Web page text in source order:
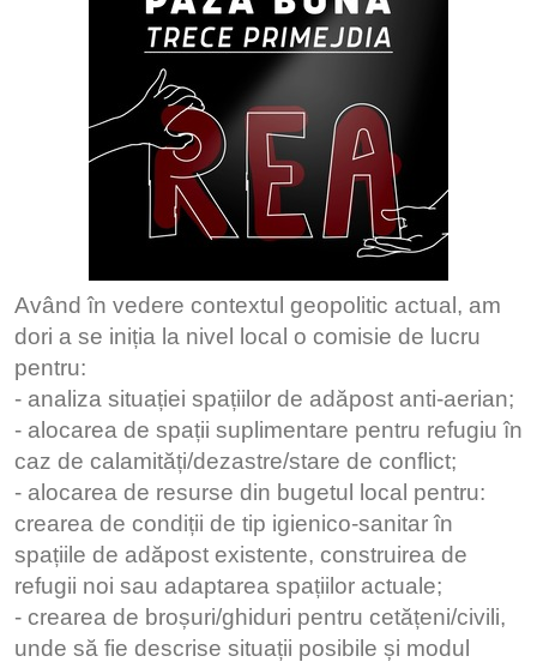
Având în vedere contextul geopolitic actual, am
dori a se iniția la nivel local o comisie de lucru
pentru:
- analiza situației spațiilor de adăpost anti-aerian;
- alocarea de spații suplimentare pentru refugiu în
caz de calamități/dezastre/stare de conflict;
- alocarea de resurse din bugetul local pentru:
crearea de condiții de tip igienico-sanitar în
spațiile de adăpost existente, construirea de
refugii noi sau adaptarea spațiilor actuale;
- crearea de broșuri/ghiduri pentru cetățeni/civili,
unde să fie descrise situații posibile și modul